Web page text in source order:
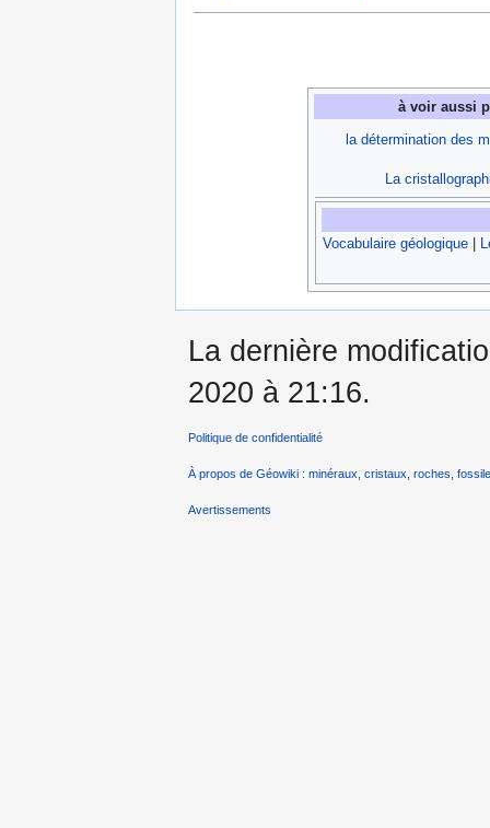
à voir aussi
la détermination des
La
Vocabulaire géologique|
La dernière
2020 à 21:16.
Politique de confidentialité
À propos de Géowiki : minéraux, cristaux, roches,
Avertissements